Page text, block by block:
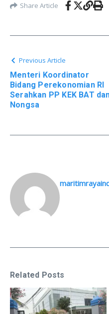
Share Article
Previous Article
Menteri Koordinator
Bidang Perekonomian RI
Serahkan PP KEK BAT
Nongsa
Related Posts